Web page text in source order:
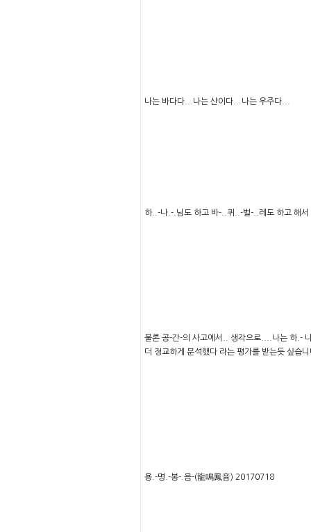
나는 바다다...나는 산이다...나는 우주다...
하..-나.-.님도 하고 바-..퀴..-벌-..레도 하고 해
물론 공-간-의 사고에서.. 생각으로....나는 하.-
더 정교하게 분석했다 라는 평가를 받는듯 싶습
용.-명.-봉-.음-(龍鳴鳳音) 20170718